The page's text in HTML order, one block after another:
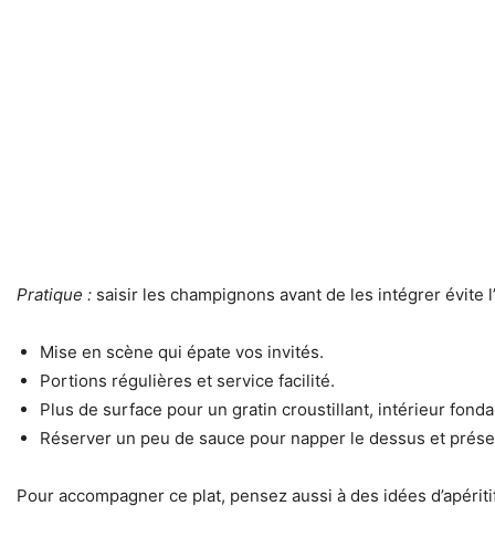
Pratique : saisir les champignons avant de les intégrer évite
Mise en scène qui épate vos invités.
Portions régulières et service facilité.
Plus de surface pour un gratin croustillant, intérieur
Réserver un peu de sauce pour napper le dessus et
Pour accompagner ce plat, pensez aussi à des idées